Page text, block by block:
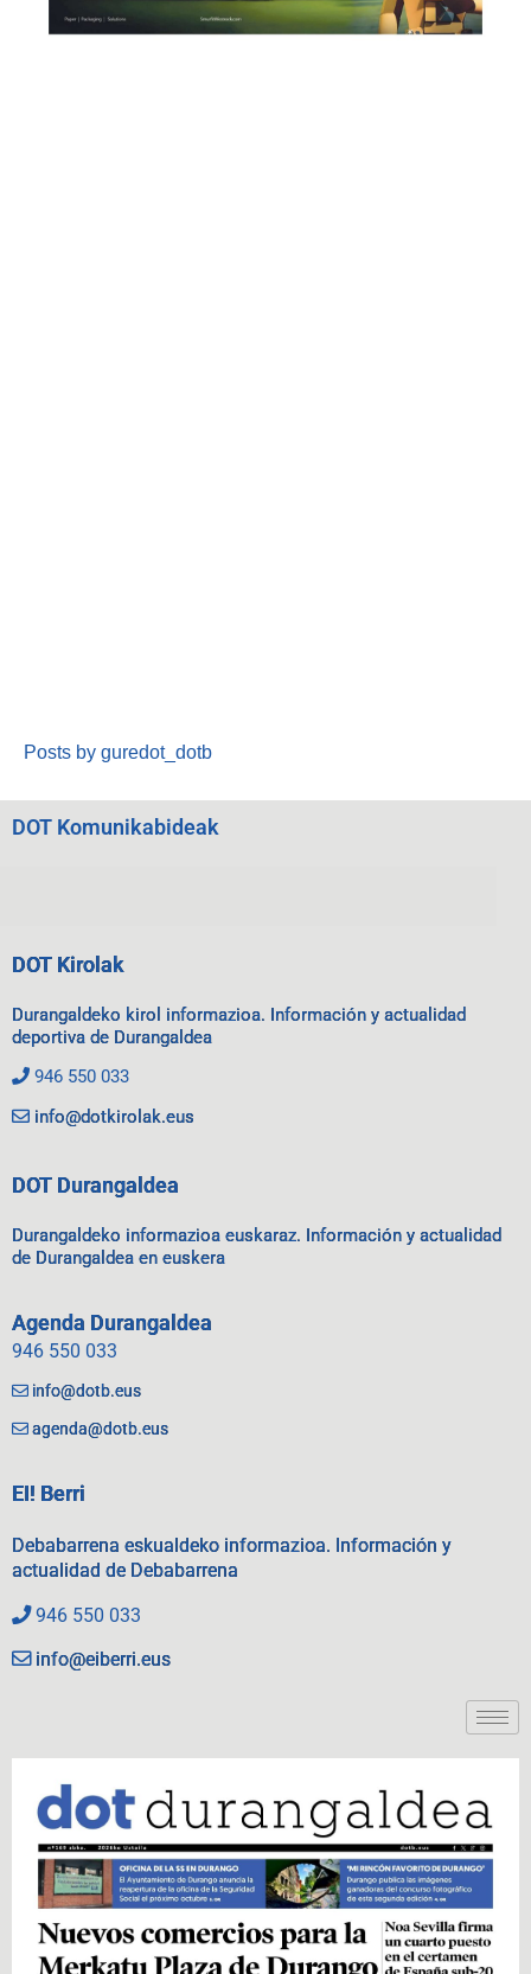
Posts by guredot_dotb
DOT Komunikabideak
DOT Kirolak
Durangaldeko kirol informazioa. Información y actualidad
deportiva de Durangaldea
946 550 033
info@dotkirolak.eus
DOT Durangaldea
Durangaldeko informazioa euskaraz. Información y actualidad
de Durangaldea en euskera
Agenda Durangaldea
946 550 033
info@dotb.eus
agenda@dotb.eus
EI! Berri
Debabarrena eskualdeko informazioa. Información y
actualidad de Debabarrena
946 550 033
info@eiberri.eus